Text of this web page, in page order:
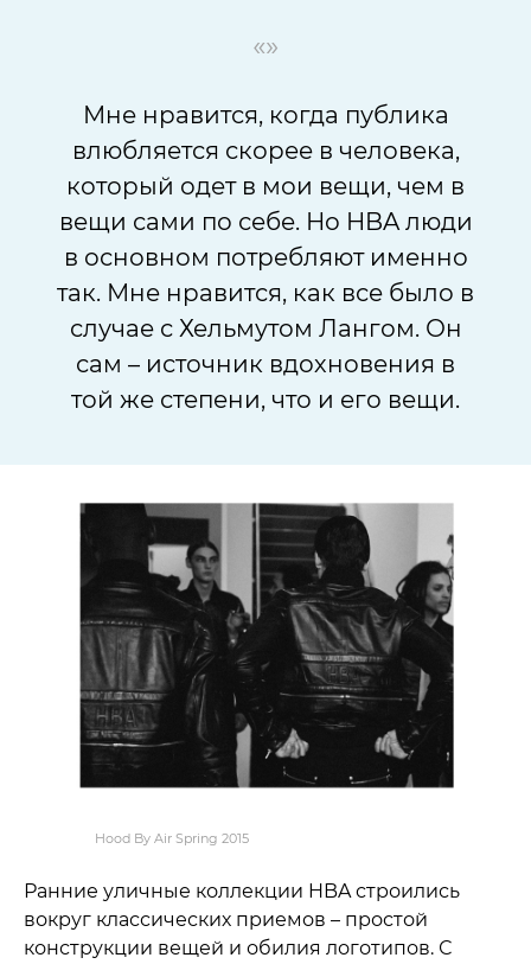
«»
Мне нравится, когда публика
влюбляется скорее в человека,
который одет в мои вещи, чем в
вещи сами по себе. Но HBA люди
в основном потребляют именно
так. Мне нравится, как все было в
случае с Хельмутом Лангом. Он
сам – источник вдохновения в
той же степени, что и его вещи.
Hood By Air Spring 2015
Ранние уличные коллекции HBA строились
вокруг классических приемов – простой
конструкции вещей и обилия логотипов. С